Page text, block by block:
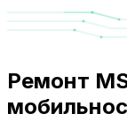
Ремонт